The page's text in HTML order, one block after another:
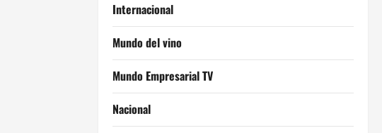
Internacional
Mundo del vino
Mundo Empresarial TV
Nacional